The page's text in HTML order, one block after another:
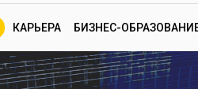
КАРЬЕРА БИЗНЕС-